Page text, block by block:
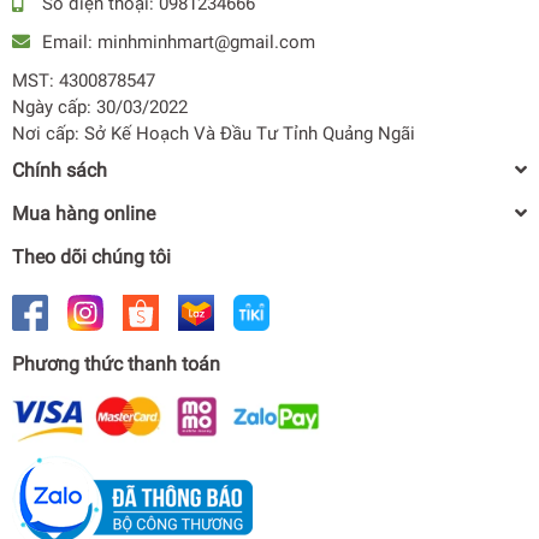
lớn nên rất dễ di chuyển giữa các không gian khác nhau.
Bình chứa nước lớn
Bình chứa nước có dung tích 60L cho thời gian làm mát lâu
dài, hạn chế phải bổ sung thêm nước. Phía mặt trước của
sản phẩm có vạch báo mực nước giúp bạn tiện theo dõi
lượng nước còn lại để bổ sung thêm nước kịp thời.
Email: minhminhmart@gmail.com
MST: 4300878547
Ngày cấp: 30/03/2022
Nơi cấp: Sở Kế Hoạch Và Đầu Tư Tỉnh Quảng Ngãi
Chính sách
Mua hàng online
Theo dõi chúng tôi
Phương thức thanh toán
0₫
undefined